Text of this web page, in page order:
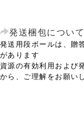
発送梱包について
発送用段ボールは、贈
があります
資源の有効利用および
から、ご理解をお願い